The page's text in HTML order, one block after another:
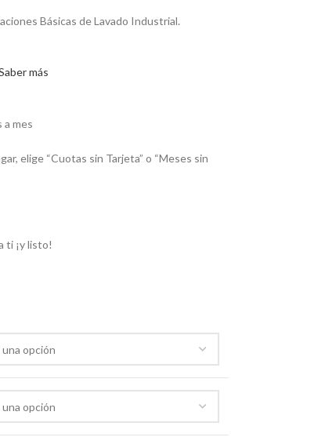
Básicas de Lavado Industrial.
más
a mes
elige “Cuotas sin Tarjeta” o “Meses sin
ti ¡y listo!